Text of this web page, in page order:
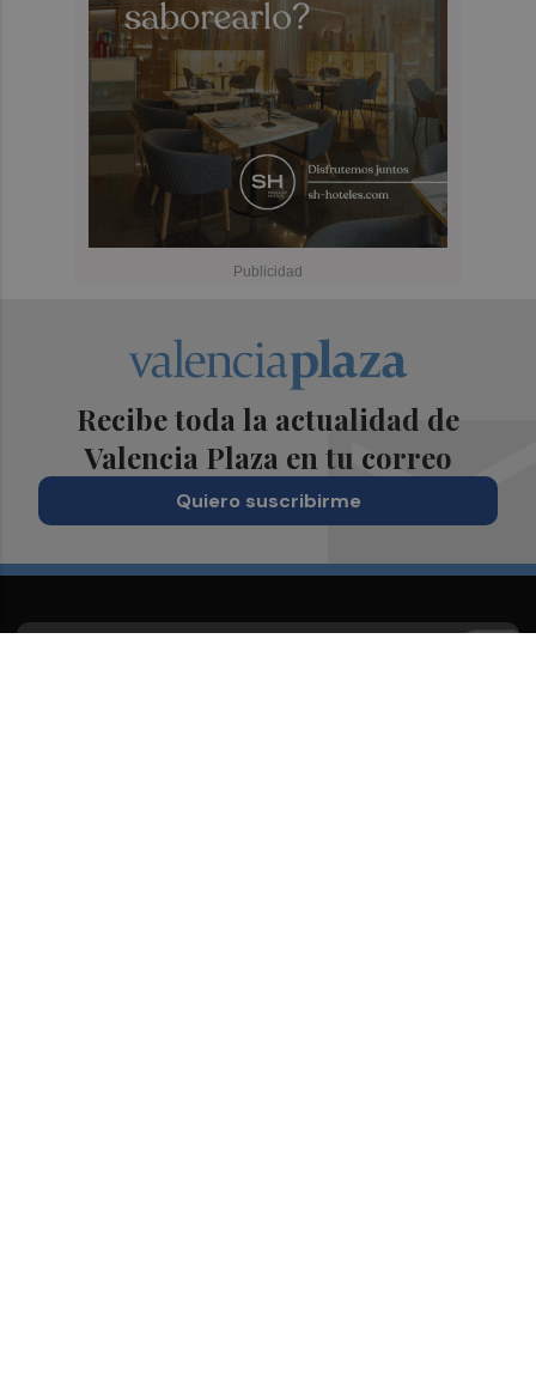
Recibe toda la actualidad de
Valencia Plaza en tu correo
Quiero suscribirme